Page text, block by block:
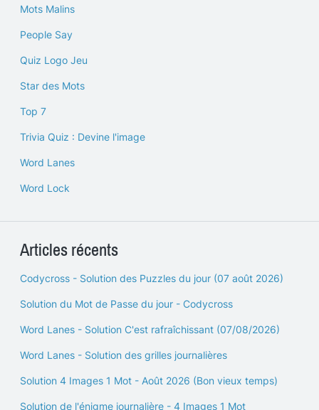
Mots Malins
People Say
Quiz Logo Jeu
Star des Mots
Top 7
Trivia Quiz : Devine l'image
Word Lanes
Word Lock
Articles récents
Codycross - Solution des Puzzles du jour (07 août 2026)
Solution du Mot de Passe du jour - Codycross
Word Lanes - Solution C'est rafraîchissant (07/08/2026)
Word Lanes - Solution des grilles journalières
Solution 4 Images 1 Mot - Août 2026 (Bon vieux temps)
Solution de l'énigme journalière - 4 Images 1 Mot